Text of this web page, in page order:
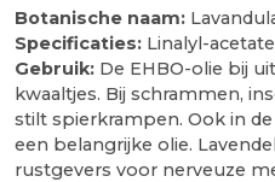
Botanische naam:
Specificaties: Linalyl-
Gebruik: De EHBO-olie bij
kwaaltjes. Bij schrammen,
stilt spierkrampen. Ook in
een belangrijke olie.
rustgevers voor nerveuze